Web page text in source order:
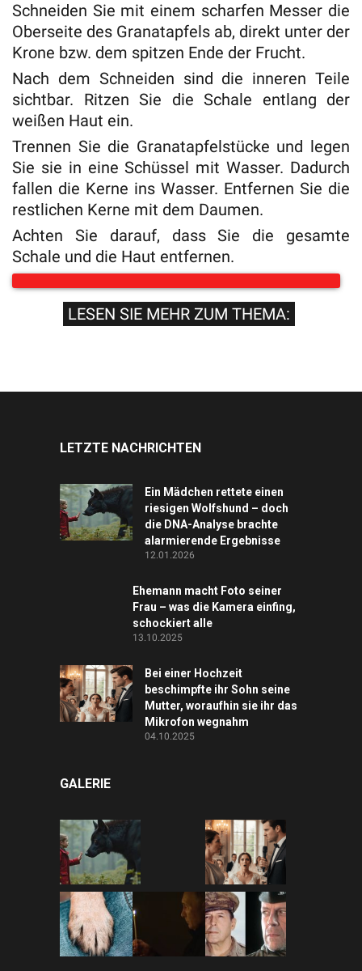
Schneiden Sie mit einem scharfen Messer die
Oberseite des Granatapfels ab, direkt unter der
Krone bzw. dem spitzen Ende der Frucht.
Nach dem Schneiden sind die inneren Teile
sichtbar. Ritzen Sie die Schale entlang der
weißen Haut ein.
Trennen Sie die Granatapfelstücke und legen
Sie sie in eine Schüssel mit Wasser. Dadurch
fallen die Kerne ins Wasser. Entfernen Sie die
restlichen Kerne mit dem Daumen.
Achten Sie darauf, dass Sie die gesamte
Schale und die Haut entfernen.
LESEN SIE MEHR ZUM THEMA:
LETZTE NACHRICHTEN
Ein Mädchen rettete einen
riesigen Wolfshund – doch
die DNA-Analyse brachte
alarmierende Ergebnisse
12.01.2026
Ehemann macht Foto seiner
Frau – was die Kamera einfing,
schockiert alle
13.10.2025
Bei einer Hochzeit
beschimpfte ihr Sohn seine
Mutter, woraufhin sie ihr das
Mikrofon wegnahm
04.10.2025
GALERIE